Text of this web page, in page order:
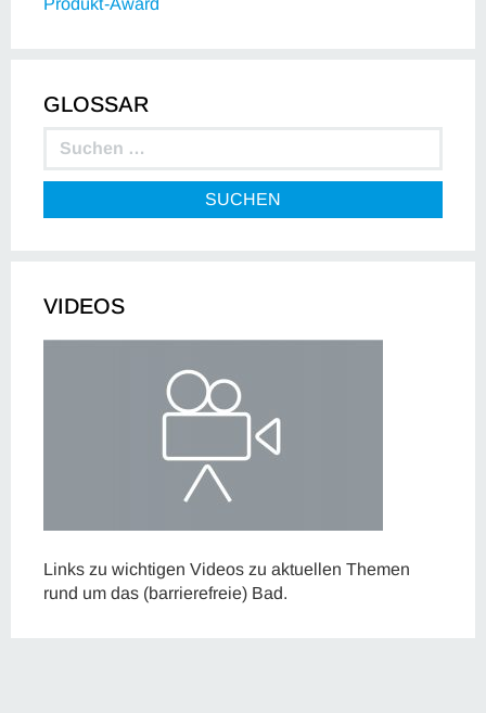
GLOSSAR
SUCHEN
VIDEOS
Links zu wichtigen Videos zu aktuellen Themen
rund um das (barrierefreie) Bad.